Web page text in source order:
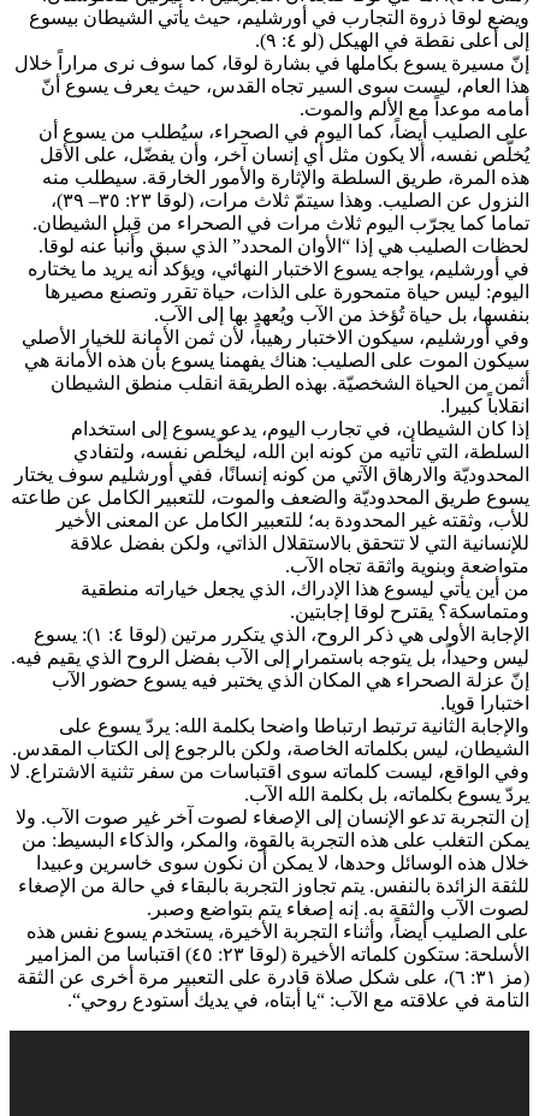
ويضع لوقا ذروة التجارب في أورشليم، حيث يأتي الشيطان بيسوع
إلى أعلى نقطة في الهيكل (لو ٤: ٩).
إنّ مسيرة يسوع بكاملها في بشارة لوقا، كما سوف نرى مراراً خلال
هذا العام، ليست سوى السير تجاه القدس، حيث يعرف يسوع أنّ
أمامه موعداً مع الألم والموت.
على الصليب أيضاً، كما اليوم في الصحراء، سيُطلب من يسوع أن
يُخلّص نفسه، ألا يكون مثل أي إنسان آخر، وأن يفضّل، على الأقل
هذه المرة، طريق السلطة والإثارة والأمور الخارقة. سيطلب منه
النزول عن الصليب. وهذا سيتمّ ثلاث مرات، (لوقا ٢٣: ٣٥– ٣٩)،
تماما كما يجرّب اليوم ثلاث مرات في الصحراء من قِبل الشيطان.
لحظات الصليب هي إذا “الأوان المحدد” الذي سبق وأنبأ عنه لوقا.
في أورشليم، يواجه يسوع الاختبار النهائي، ويؤكد أنه يريد ما يختاره
اليوم: ليس حياة متمحورة على الذات، حياة تقرر وتصنع مصيرها
بنفسها، بل حياة تُؤخذ من الآب ويُعهد بها إلى الآب.
وفي أورشليم، سيكون الاختبار رهيباً، لأن ثمن الأمانة للخيار الأصلي
سيكون الموت على الصليب: هناك يفهمنا يسوع بأن هذه الأمانة هي
أثمن من الحياة الشخصيّة. بهذه الطريقة انقلب منطق الشيطان
انقلاباً كبيرا.
إذا كان الشيطان، في تجارب اليوم، يدعو يسوع إلى استخدام
السلطة، التي تأتيه من كونه ابن الله، ليخلّص نفسه، ولتفادي
المحدوديّة والارهاق الآتي من كونه إنسانًا، ففي أورشليم سوف يختار
يسوع طريق المحدوديّة والضعف والموت، للتعبير الكامل عن طاعته
للأب، وثقته غير المحدودة به؛ للتعبير الكامل عن المعنى الأخير
للإنسانية التي لا تتحقق بالاستقلال الذاتي، ولكن بفضل علاقة
متواضعة وبنوية واثقة تجاه الآب.
من أين يأتي ليسوع هذا الإدراك، الذي يجعل خياراته منطقية
ومتماسكة؟ يقترح لوقا إجابتين.
الإجابة الأولى هي ذكر الروح، الذي يتكرر مرتين (لوقا ٤: ١): يسوع
ليس وحيداً، بل يتوجه باستمرار إلى الآب بفضل الروح الذي يقيم فيه.
إنّ عزلة الصحراء هي المكان الّذي يختبر فيه يسوع حضور الآب
اختبارا قويا.
والإجابة الثانية ترتبط ارتباطا واضحا بكلمة الله: يردّ يسوع على
الشيطان، ليس بكلماته الخاصة، ولكن بالرجوع إلى الكتاب المقدس.
وفي الواقع، ليست كلماته سوى اقتباسات من سفر تثنية الاشتراع. لا
يردّ يسوع بكلماته، بل بكلمة الله الآب.
إن التجربة تدعو الإنسان إلى الإصغاء لصوت آخر غير صوت الآب. ولا
يمكن التغلب على هذه التجربة بالقوة، والمكر، والذكاء البسيط: من
خلال هذه الوسائل وحدها، لا يمكن أن نكون سوى خاسرين وعبيدا
للثقة الزائدة بالنفس. يتم تجاوز التجربة بالبقاء في حالة من الإصغاء
لصوت الآب والثقة به. إنه إصغاء يتم بتواضع وصبر.
على الصليب أيضاً، وأثناء التجربة الأخيرة، يستخدم يسوع نفس هذه
الأسلحة: ستكون كلماته الأخيرة (لوقا ٢٣: ٤٥) اقتباسا من المزامير
(مز ٣١: ٦)، على شكل صلاة قادرة على التعبير مرة أخرى عن الثقة
التامة في علاقته مع الآب: “يا أبتاه، في يديك أستودع روحي“.